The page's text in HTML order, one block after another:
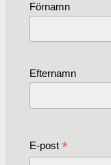
Förnamn
Efternamn
E-post *